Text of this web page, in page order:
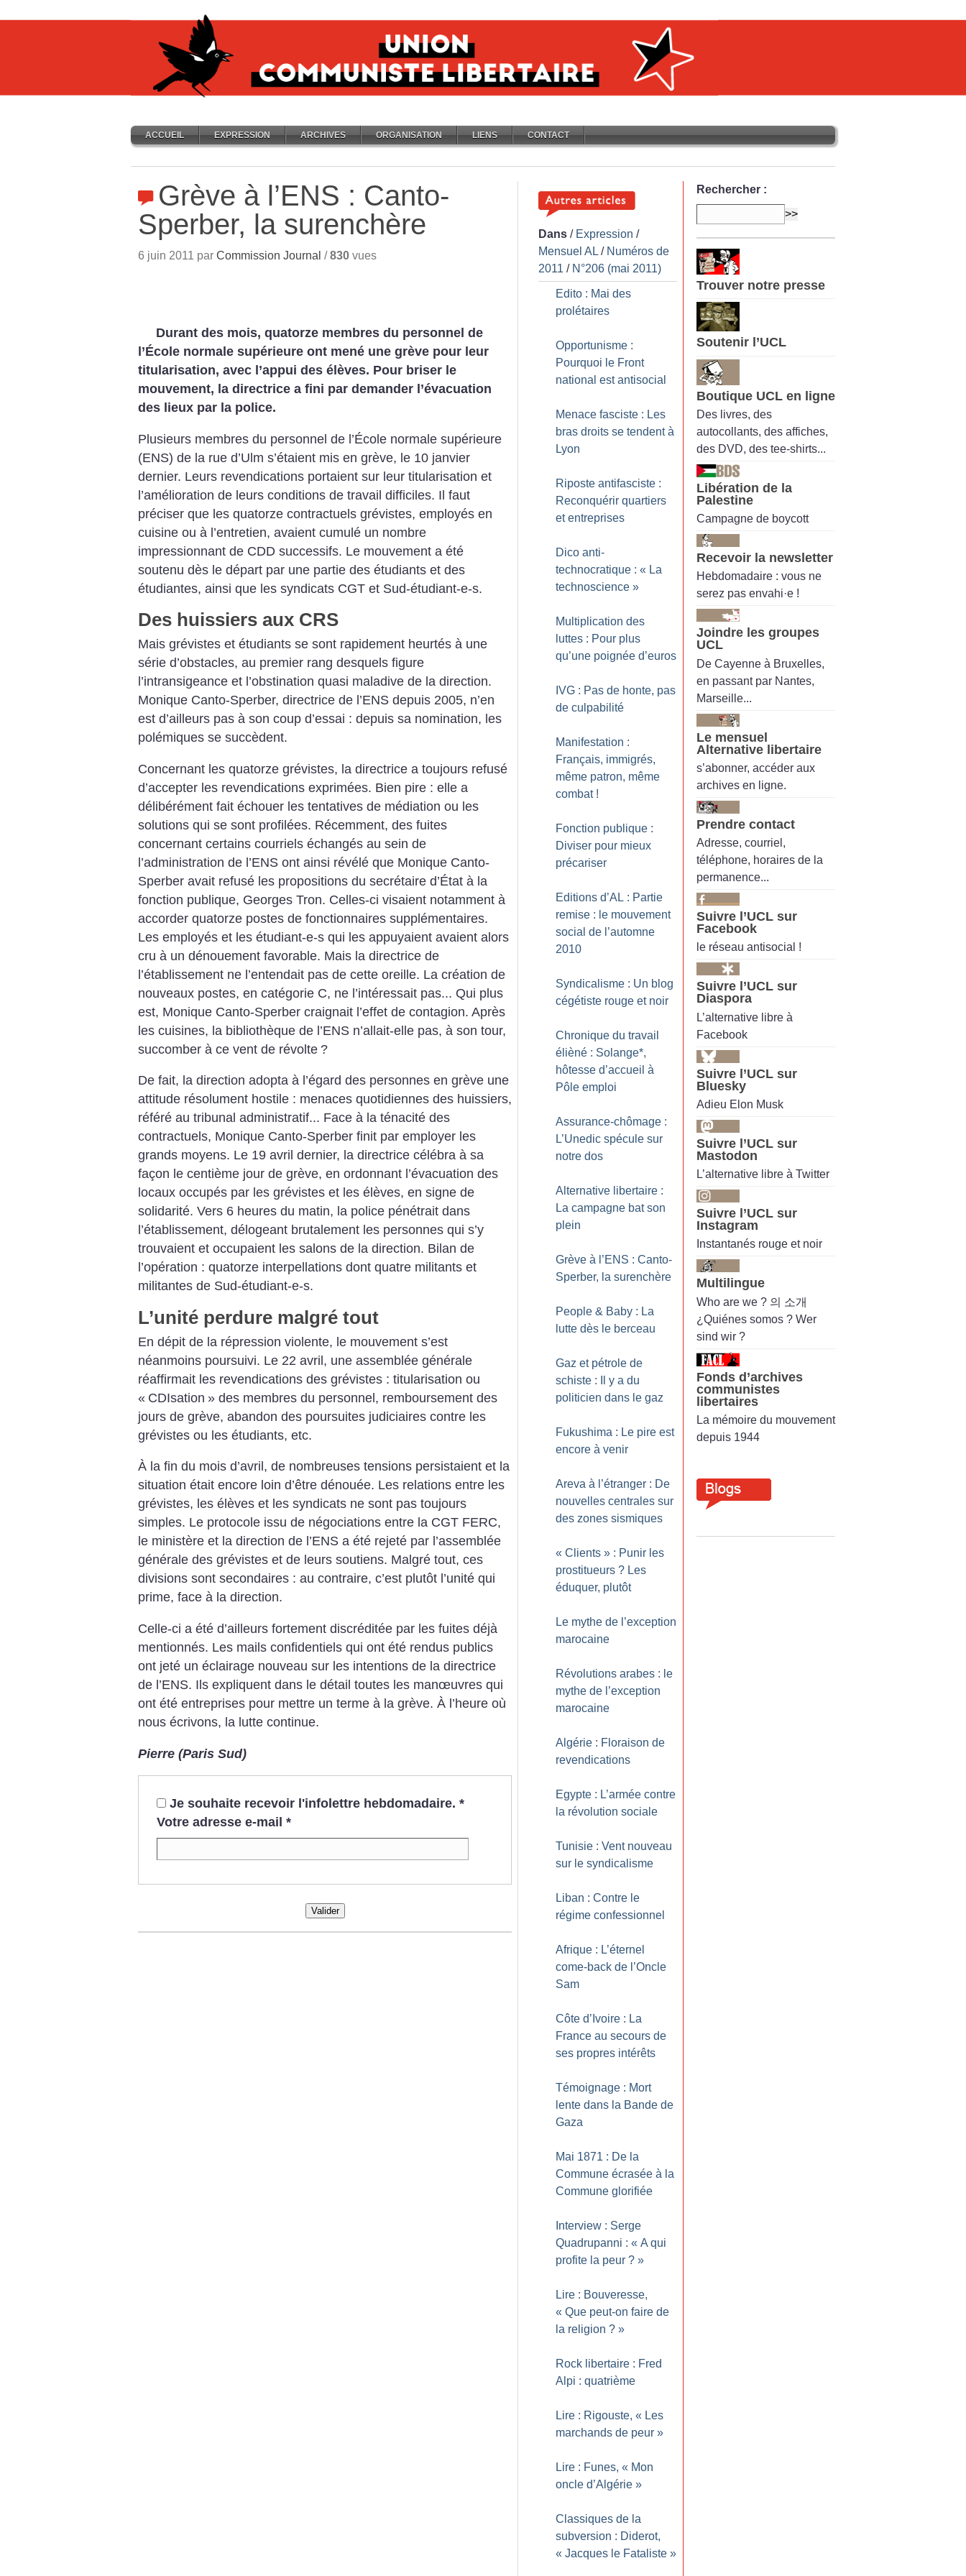
ACCUEIL EXPRESSION ARCHIVES ORGANISATION LIENS CONTACT
Grève à l’ENS : Canto-
Sperber, la surenchère
6 juin 2011 par Commission Journal /830 vues
Durant des mois, quatorze membres du personnel de
l’École normale supérieure ont mené une grève pour leur
titularisation, avec l’appui des élèves. Pour briser le
mouvement, la directrice a fini par demander l’évacuation
des lieux par la police.
Plusieurs membres du personnel de l’École normale supérieure
(ENS) de la rue d’Ulm s’étaient mis en grève, le 10 janvier
dernier. Leurs revendications portaient sur leur titularisation et
l’amélioration de leurs conditions de travail difficiles. Il faut
préciser que les quatorze contractuels grévistes, employés en
cuisine ou à l’entretien, avaient cumulé un nombre
impressionnant de CDD successifs. Le mouvement a été
soutenu dès le départ par une partie des étudiants et des
étudiantes, ainsi que les syndicats CGT et Sud-étudiant-e-s.
Des huissiers aux CRS
Mais grévistes et étudiants se sont rapidement heurtés à une
série d’obstacles, au premier rang desquels figure
l’intransigeance et l’obstination quasi maladive de la direction.
Monique Canto-Sperber, directrice de l’ENS depuis 2005, n’en
est d’ailleurs pas à son coup d’essai : depuis sa nomination, les
polémiques se succèdent.
Concernant les quatorze grévistes, la directrice a toujours refusé
d’accepter les revendications exprimées. Bien pire : elle a
délibérément fait échouer les tentatives de médiation ou les
solutions qui se sont profilées. Récemment, des fuites
concernant certains courriels échangés au sein de
l’administration de l’ENS ont ainsi révélé que Monique Canto-
Sperber avait refusé les propositions du secrétaire d’État à la
fonction publique, Georges Tron. Celles-ci visaient notamment à
accorder quatorze postes de fonctionnaires supplémentaires.
Les employés et les étudiant-e-s qui les appuyaient avaient alors
cru à un dénouement favorable. Mais la directrice de
l’établissement ne l’entendait pas de cette oreille. La création de
nouveaux postes, en catégorie C, ne l’intéressait pas... Qui plus
est, Monique Canto-Sperber craignait l’effet de contagion. Après
les cuisines, la bibliothèque de l’ENS n’allait-elle pas, à son tour,
succomber à ce vent de révolte ?
De fait, la direction adopta à l’égard des personnes en grève une
attitude résolument hostile : menaces quotidiennes des huissiers,
référé au tribunal administratif... Face à la ténacité des
contractuels, Monique Canto-Sperber finit par employer les
grands moyens. Le 19 avril dernier, la directrice célébra à sa
façon le centième jour de grève, en ordonnant l’évacuation des
locaux occupés par les grévistes et les élèves, en signe de
solidarité. Vers 6 heures du matin, la police pénétrait dans
l’établissement, délogeant brutalement les personnes qui s’y
trouvaient et occupaient les salons de la direction. Bilan de
l’opération : quatorze interpellations dont quatre militants et
militantes de Sud-étudiant-e-s.
L’unité perdure malgré tout
En dépit de la répression violente, le mouvement s’est
néanmoins poursuivi. Le 22 avril, une assemblée générale
réaffirmait les revendications des grévistes : titularisation ou
« CDIsation » des membres du personnel, remboursement des
jours de grève, abandon des poursuites judiciaires contre les
grévistes ou les étudiants, etc.
À la fin du mois d’avril, de nombreuses tensions persistaient et la
situation était encore loin d’être dénouée. Les relations entre les
grévistes, les élèves et les syndicats ne sont pas toujours
simples. Le protocole issu de négociations entre la CGT FERC,
le ministère et la direction de l’ENS a été rejeté par l’assemblée
générale des grévistes et de leurs soutiens. Malgré tout, ces
divisions sont secondaires : au contraire, c’est plutôt l’unité qui
prime, face à la direction.
Celle-ci a été d’ailleurs fortement discréditée par les fuites déjà
mentionnés. Les mails confidentiels qui ont été rendus publics
ont jeté un éclairage nouveau sur les intentions de la directrice
de l’ENS. Ils expliquent dans le détail toutes les manœuvres qui
ont été entreprises pour mettre un terme à la grève. À l’heure où
nous écrivons, la lutte continue.
Pierre (Paris Sud)
Je souhaite recevoir l'infolettre hebdomadaire. *
Votre adresse e-mail *
Valider
Dans / Expression /
Mensuel AL / Numéros de
2011 / N°206 (mai 2011)
Edito : Mai des
prolétaires
Opportunisme :
Pourquoi le Front
national est antisocial
Menace fasciste : Les
bras droits se tendent à
Lyon
Riposte antifasciste :
Reconquérir quartiers
et entreprises
Dico anti-
technocratique : « La
technoscience »
Multiplication des
luttes : Pour plus
qu’une poignée d’euros
IVG : Pas de honte, pas
de culpabilité
Manifestation :
Français, immigrés,
même patron, même
combat !
Fonction publique :
Diviser pour mieux
précariser
Editions d’AL : Partie
remise : le mouvement
social de l’automne
2010
Syndicalisme : Un blog
cégétiste rouge et noir
Chronique du travail
élièné : Solange*,
hôtesse d’accueil à
Pôle emploi
Assurance-chômage :
L’Unedic spécule sur
notre dos
Alternative libertaire :
La campagne bat son
plein
Grève à l’ENS : Canto-
Sperber, la surenchère
People & Baby : La
lutte dès le berceau
Gaz et pétrole de
schiste : Il y a du
politicien dans le gaz
Fukushima : Le pire est
encore à venir
Areva à l’étranger : De
nouvelles centrales sur
des zones sismiques
« Clients » : Punir les
prostitueurs ? Les
éduquer, plutôt
Le mythe de l’exception
marocaine
Révolutions arabes : le
mythe de l’exception
marocaine
Algérie : Floraison de
revendications
Egypte : L’armée contre
la révolution sociale
Tunisie : Vent nouveau
sur le syndicalisme
Liban : Contre le
régime confessionnel
Afrique : L’éternel
come-back de l’Oncle
Sam
Côte d’Ivoire : La
France au secours de
ses propres intérêts
Témoignage : Mort
lente dans la Bande de
Gaza
Mai 1871 : De la
Commune écrasée à la
Commune glorifiée
Interview : Serge
Quadrupanni : « A qui
profite la peur ? »
Lire : Bouveresse,
« Que peut-on faire de
la religion ? »
Rock libertaire : Fred
Alpi : quatrième
Lire : Rigouste, « Les
marchands de peur »
Lire : Funes, « Mon
oncle d’Algérie »
Classiques de la
subversion : Diderot,
« Jacques le Fataliste »
Rechercher :
Trouver notre presse
Soutenir l’UCL
Boutique UCL en ligne
Des livres, des
autocollants, des affiches,
des DVD, des tee-shirts...
Libération de la
Palestine
Campagne de boycott
Recevoir la newsletter
Hebdomadaire : vous ne
serez pas envahi·e !
Joindre les groupes
UCL
De Cayenne à Bruxelles,
en passant par Nantes,
Marseille...
Le mensuel
Alternative libertaire
s’abonner, accéder aux
archives en ligne.
Prendre contact
Adresse, courriel,
téléphone, horaires de la
permanence...
Suivre l’UCL sur
Facebook
le réseau antisocial !
Suivre l’UCL sur
Diaspora
L’alternative libre à
Facebook
Suivre l’UCL sur
Bluesky
Adieu Elon Musk
Suivre l’UCL sur
Mastodon
L’alternative libre à Twitter
Suivre l’UCL sur
Instagram
Instantanés rouge et noir
Multilingue
Who are we ? 의 소개
¿Quiénes somos ? Wer
sind wir ?
Fonds d’archives
communistes
libertaires
La mémoire du mouvement
depuis 1944